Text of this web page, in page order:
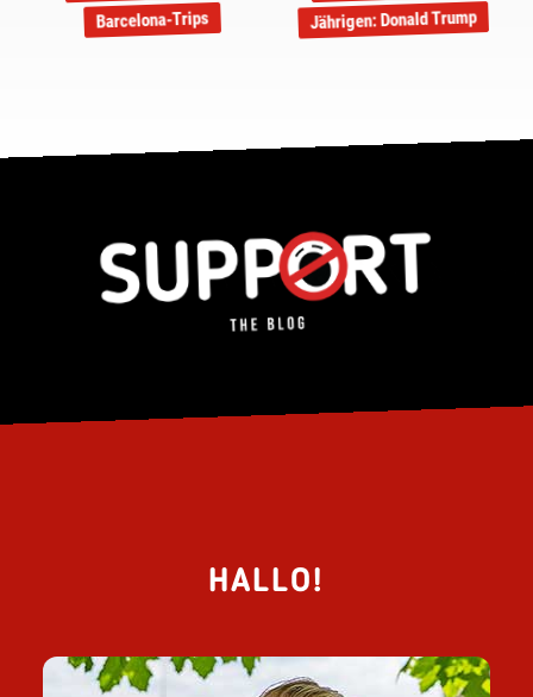
Barcelona-Trips Jährigen: Donald Trump
HALLO!